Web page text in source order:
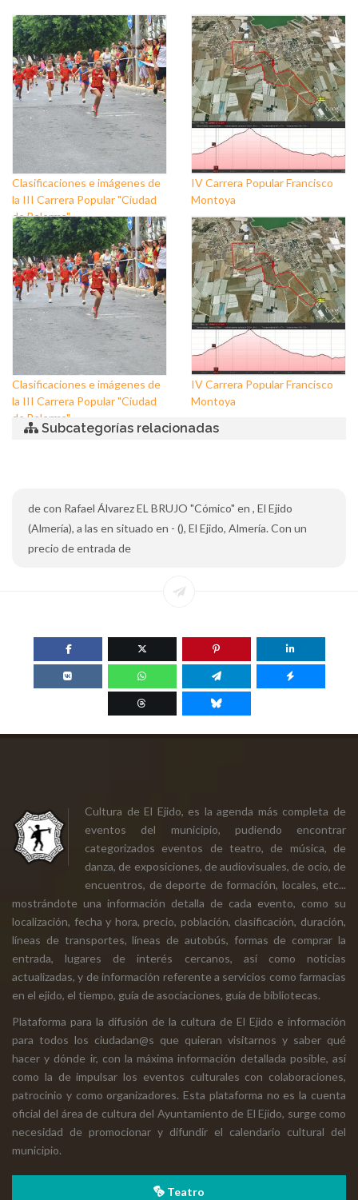
Clasificaciones e imágenes de
la III Carrera Popular "Ciudad
de Balerma"
IV Carrera Popular Francisco
Montoya
Clasificaciones e imágenes de
la III Carrera Popular "Ciudad
de Balerma"
IV Carrera Popular Francisco
Montoya
Subcategorías relacionadas
de con Rafael Álvarez EL BRUJO "Cómico" en , El Ejido
(Almería), a las en situado en - (), El Ejido, Almería. Con un
precio de entrada de
Cultura de El Ejido, es la agenda más completa de
eventos del municipio, pudiendo encontrar
categorizados eventos de teatro, de música, de
danza, de exposiciones, de audiovisuales, de ocio, de
encuentros, de deporte de formación, locales, etc...
mostrándote una información detalla de cada evento, como su
localización, fecha y hora, precio, población, clasificación, duración,
líneas de transportes, líneas de autobús, formas de comprar la
entrada, lugares de interés cercanos, así como noticias
actualizadas, y de información referente a servicios como farmacias
en el ejido, el tiempo, guía de asociaciones, guía de bibliotecas.
Plataforma para la difusión de la cultura de El Ejido e información
para todos los ciudadan@s que quieran visitarnos y saber qué
hacer y dónde ir, con la máxima información detallada posible, así
como la de impulsar los eventos culturales con colaboraciones,
patrocinio y como organizadores. Esta plataforma no es la cuenta
oficial del área de cultura del Ayuntamiento de El Ejido, surge como
necesidad de promocionar y difundir el calendario cultural del
municipio.
Teatro